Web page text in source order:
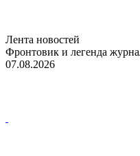
Лента новостей
Фронтовик и легенда
07.08.2026